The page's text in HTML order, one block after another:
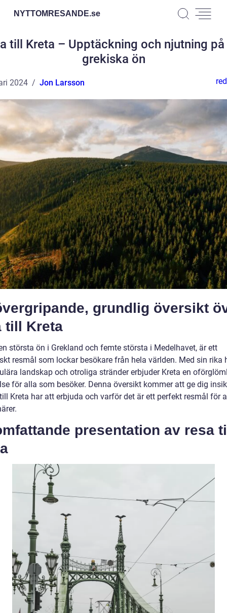
NYTTOMRESANDE.se
till Kreta – Upptäckning och njutning på
grekiska ön
2024 Jon Larsson
grundlig översikt
till Kreta
största ön i Grekland och femte största i Medelhavet, är ett
resmål som lockar besökare från hela världen. Med sin rika
landskap och otroliga stränder erbjuder Kreta en
för alla som besöker. Denna översikt kommer att ge dig
Kreta har att erbjuda och varför det är ett perfekt resmål för
presentation av resa